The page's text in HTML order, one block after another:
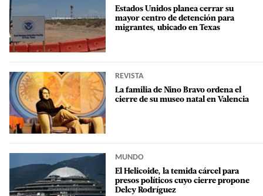
Estados Unidos planea cerrar su
mayor centro de detención para
migrantes, ubicado en Texas
REVISTA
La familia de Nino Bravo ordena el
cierre de su museo natal en Valencia
MUNDO
El Helicoide, la temida cárcel para
presos políticos cuyo cierre propone
Delcy Rodríguez